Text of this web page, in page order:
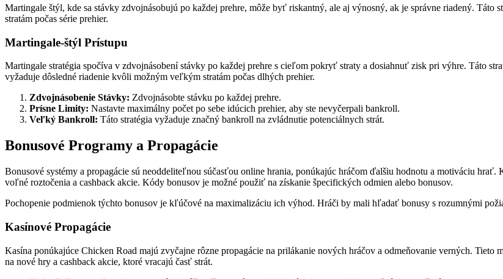
Martingale štýl, kde sa stávky zdvojnásobujú po každej prehre, môže byť riskantný, ale aj výnosný, ak je správne riadený.
stratám počas série prehier.
Martingale-štýl Prístupu
Martingale stratégia spočíva v zdvojnásobení stávky po každej prehre s cieľom pokryť straty a dosiahnuť zisk pri výhre. Táto
vyžaduje dôsledné riadenie kvôli možným veľkým stratám počas dlhých prehier.
Zdvojnásobenie Stávky: Zdvojnásobte stávku po každej prehre.
Prísne Limity: Nastavte maximálny počet po sebe idúcich prehier, aby ste nevyčerpali bankroll.
Veľký Bankroll: Táto stratégia vyžaduje značný bankroll na zvládnutie potenciálnych strát.
Bonusové Programy a Propagácie
Bonusové systémy a propagácie sú neoddeliteľnou súčasťou online hrania, ponúkajúc hráčom ďalšiu hodnotu a motiváciu
voľné roztočenia a cashback akcie. Kódy bonusov je možné použiť na získanie špecifických odmien alebo bonusov.
Pochopenie podmienok týchto bonusov je kľúčové na maximalizáciu ich výhod. Hráči by mali hľadať bonusy s rozumnými
Kasínové Propagácie
Kasína ponúkajúce Chicken Road majú zvyčajne rôzne propagácie na prilákanie nových hráčov a odmeňovanie verných.
na nové hry a cashback akcie, ktoré vracajú časť strát.